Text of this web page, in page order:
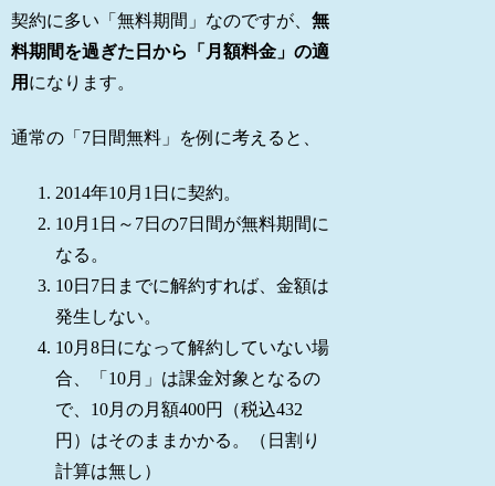
契約に多い「無料期間」なのですが、無
料期間を過ぎた日から「月額料金」の適
用 になります。
通常の「7日間無料」を例に考えると、
2014年10月1日に契約。
10月1日～7日の7日間が無料期間に
なる。
10日7日までに解約すれば、金額は
発生しない。
10月8日になって解約していない場
合、「10月」は課金対象となるの
で、10月の月額400円（税込432
円）はそのままかかる。（日割り
計算は無し）